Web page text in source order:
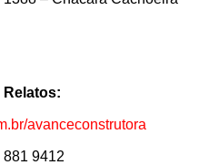
Relatos:
avanceconstrutora
9412